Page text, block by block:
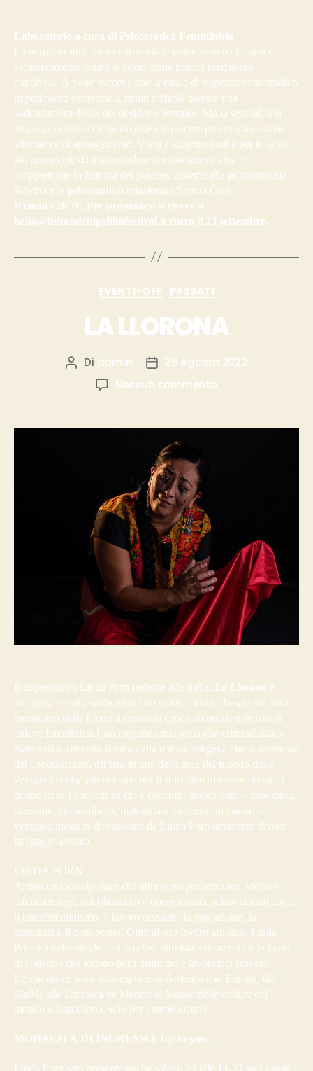
Laboratorio a cura di Psicoerotica Femminista
L’energia erotica è un motore vitale potentissimo che non è
esclusivamente legato al sesso come pratica relazionale
condivisa. A volte succede che, a causa di esigenze contestuali o
impedimenti esistenziali, risulti difficile trovare una
soddisfazione fisica del desiderio sessuale. Ma la sessualità si
dispiega in molte forme diverse e il piacere può trovare strade
alternative di appagamento. Vieni a scoprire qual è per te la via
più appagante da intraprendere per mantenere viva e
scoppiettante la fiamma del piacere, insieme alla pornoattivista
Slavina e la psicoanalista relazionale Serena Calò.
Il costo è di 7€. Per prenotarsi scrivere a
hello@fishandchipsfilmfestival.it entro il 23 settembre.
EVENTI-OFF PASSATI
LA LLORONA
Di admin
25 Agosto 2022
Nessun commento
Interpretata da Linda Porn insieme alla figlia, La Llorona è
un’opera scenica-audiovisiva tra video e teatro, basata sul mito
messicano della Llorona creato in epoca coloniale e rivisto in
chiave femminista.Una leggenda misogina che criminalizza la
maternità e alimenta il mito della donna indigena che si innamora
del conquistatore, diffuso in una delle aree del mondo dove
vengono uccise più persone per il solo fatto di essere donne o
donne trans.I concetti su cui è costruito questo mito – misoginia,
razzismo, colonialismo, maternità e violenza sui minori –
vengono messi in discussione da Linda Porn attraverso diversi
linguaggi artistici.
LINDA PORN
Artista multidisciplinare che attraverso performance, video e
cortometraggi, pubblicazioni e opere teatrali, affronta temi come
il transfemminismo, il lavoro sessuale, la migrazione, la
maternità e il post-porno. Oltre al suo lavoro artistico, Linda
Porn è madre single, sex worker, attivista antirazzista e fa parte
di collettivi che lottano per i diritti delle lavoratrici sessuali.
Le sue opere sono state esposte in America e in Europa, dal
MoMa alla Cineteca de Madrid al Museo delle culture del
mondo a Barcellona, solo per citarne alcune.
MODALITÀ DI INGRESSO: Up to you.